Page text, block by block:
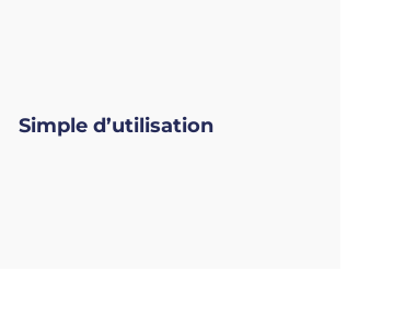
Simple d’utilisation